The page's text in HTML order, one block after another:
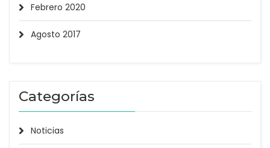
Febrero 2020
Agosto 2017
Categorías
Noticias